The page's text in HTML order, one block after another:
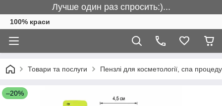
Лучше один раз спросить:)...
100% краси
Товари та послуги Пензлі для косметології, спа
–20%